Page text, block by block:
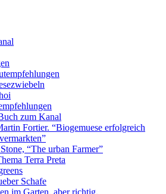
zum Kanal
Fortier. “Biogemuese erfolgreich
“The urban Farmer”
Terra Preta
Schafe
im Garten, aber richtig.